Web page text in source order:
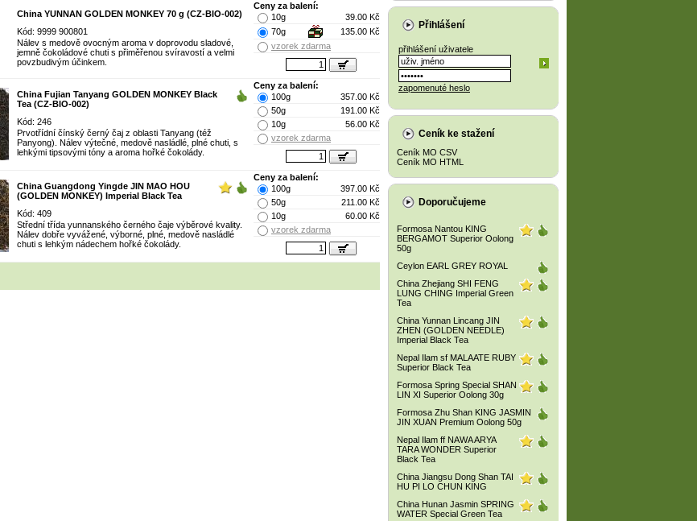
China YUNNAN GOLDEN MONKEY 70 g (CZ-BIO-002)
Kód: 9999 900801
Nálev s medově ovocným aroma v doprovodu sladové,
jemně čokoládové chuti s přiměřenou svíravostí a velmi
povzbudivým účinkem.
Ceny za balení:
10g
39.00 Kč
70g
135.00 Kč
vzorek zdarma
China Fujian Tanyang GOLDEN MONKEY Black
Tea (CZ-BIO-002)
Kód: 246
Prvotřídní čínský černý čaj z oblasti Tanyang (též
Panyong). Nálev výtečné, medově nasládlé, plné chuti, s
lehkými tipsovými tóny a aroma hořké čokolády.
Ceny za balení:
100g
357.00 Kč
50g
191.00 Kč
10g
56.00 Kč
vzorek zdarma
China Guangdong Yingde JIN MAO HOU
(GOLDEN MONKEY) Imperial Black Tea
Kód: 409
Střední třída yunnanského černého čaje výběrové kvality.
Nálev dobře vyvážené, výborné, plné, medově nasládlé
chuti s lehkým nádechem hořké čokolády.
Ceny za balení:
100g
397.00 Kč
50g
211.00 Kč
10g
60.00 Kč
vzorek zdarma
Přihlášení
přihlášení uživatele
zapomenuté heslo
Ceník ke stažení
Ceník MO CSV
Ceník MO HTML
Doporučujeme
Formosa Nantou KING
BERGAMOT Superior Oolong
50g
Ceylon EARL GREY ROYAL
China Zhejiang SHI FENG
LUNG CHING Imperial Green
Tea
China Yunnan Lincang JIN
ZHEN (GOLDEN NEEDLE)
Imperial Black Tea
Nepal Ilam sf MALAATE RUBY
Superior Black Tea
Formosa Spring Special SHAN
LIN XI Superior Oolong 30g
Formosa Zhu Shan KING JASMIN
JIN XUAN Premium Oolong 50g
Nepal Ilam ff NAWA ARYA
TARA WONDER Superior
Black Tea
China Jiangsu Dong Shan TAI
HU PI LO CHUN KING
China Hunan Jasmin SPRING
WATER Special Green Tea